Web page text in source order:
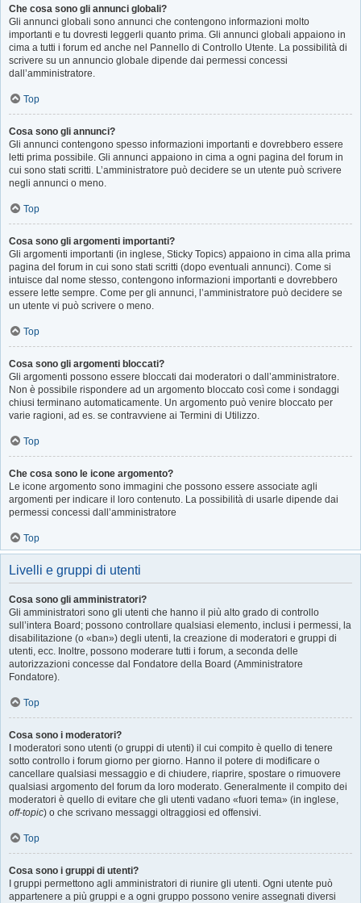
Che cosa sono gli annunci globali?
Gli annunci globali sono annunci che contengono informazioni molto
importanti e tu dovresti leggerli quanto prima. Gli annunci globali appaiono in
cima a tutti i forum ed anche nel Pannello di Controllo Utente. La possibilità di
scrivere su un annuncio globale dipende dai permessi concessi
dall’amministratore.
Top
Cosa sono gli annunci?
Gli annunci contengono spesso informazioni importanti e dovrebbero essere
letti prima possibile. Gli annunci appaiono in cima a ogni pagina del forum in
cui sono stati scritti. L’amministratore può decidere se un utente può scrivere
negli annunci o meno.
Top
Cosa sono gli argomenti importanti?
Gli argomenti importanti (in inglese, Sticky Topics) appaiono in cima alla prima
pagina del forum in cui sono stati scritti (dopo eventuali annunci). Come si
intuisce dal nome stesso, contengono informazioni importanti e dovrebbero
essere lette sempre. Come per gli annunci, l’amministratore può decidere se
un utente vi può scrivere o meno.
Top
Cosa sono gli argomenti bloccati?
Gli argomenti possono essere bloccati dai moderatori o dall’amministratore.
Non è possibile rispondere ad un argomento bloccato così come i sondaggi
chiusi terminano automaticamente. Un argomento può venire bloccato per
varie ragioni, ad es. se contravviene ai Termini di Utilizzo.
Top
Che cosa sono le icone argomento?
Le icone argomento sono immagini che possono essere associate agli
argomenti per indicare il loro contenuto. La possibilità di usarle dipende dai
permessi concessi dall’amministratore
Top
Livelli e gruppi di utenti
Cosa sono gli amministratori?
Gli amministratori sono gli utenti che hanno il più alto grado di controllo
sull’intera Board; possono controllare qualsiasi elemento, inclusi i permessi, la
disabilitazione (o «ban») degli utenti, la creazione di moderatori e gruppi di
utenti, ecc. Inoltre, possono moderare tutti i forum, a seconda delle
autorizzazioni concesse dal Fondatore della Board (Amministratore
Fondatore).
Top
Cosa sono i moderatori?
I moderatori sono utenti (o gruppi di utenti) il cui compito è quello di tenere
sotto controllo i forum giorno per giorno. Hanno il potere di modificare o
cancellare qualsiasi messaggio e di chiudere, riaprire, spostare o rimuovere
qualsiasi argomento del forum da loro moderato. Generalmente il compito dei
moderatori è quello di evitare che gli utenti vadano «fuori tema» (in inglese,
off-topic) o che scrivano messaggi oltraggiosi ed offensivi.
Top
Cosa sono i gruppi di utenti?
I gruppi permettono agli amministratori di riunire gli utenti. Ogni utente può
appartenere a più gruppi e a ogni gruppo possono venire assegnati diversi